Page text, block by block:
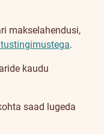
makselahendusi,
.
kaudu
saad lugeda